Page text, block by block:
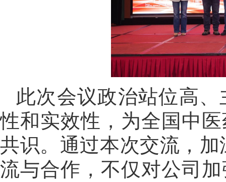
此次会议政治站位高
性和实效性，为全国中
共识。通过本次交流，
流与合作，不仅对公司